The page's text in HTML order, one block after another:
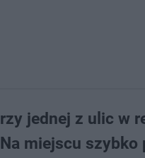
jednej z ulic w
miejscu szybko